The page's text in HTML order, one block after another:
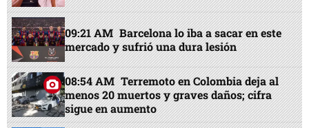
09:21 AM Barcelona lo iba a sacar en este
mercado y sufrió una dura lesión
08:54 AM Terremoto en Colombia deja al
menos 20 muertos y graves daños; cifra
sigue en aumento